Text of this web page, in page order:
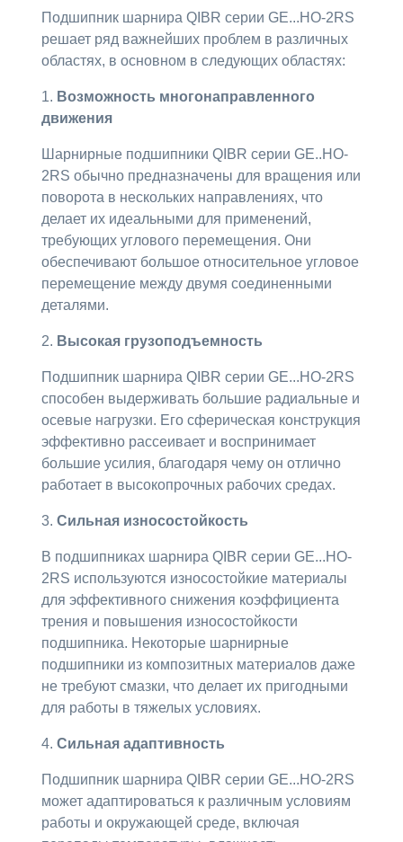
Подшипник шарнира QIBR серии GE...HO-2RS
решает ряд важнейших проблем в различных
областях, в основном в следующих областях:
1. Возможность многонаправленного
движения
Шарнирные подшипники QIBR серии GE..HO-
2RS обычно предназначены для вращения или
поворота в нескольких направлениях, что
делает их идеальными для применений,
требующих углового перемещения. Они
обеспечивают большое относительное угловое
перемещение между двумя соединенными
деталями.
2. Высокая грузоподъемность
Подшипник шарнира QIBR серии GE...HO-2RS
способен выдерживать большие радиальные и
осевые нагрузки. Его сферическая конструкция
эффективно рассеивает и воспринимает
большие усилия, благодаря чему он отлично
работает в высокопрочных рабочих средах.
3. Сильная износостойкость
В подшипниках шарнира QIBR серии GE...HO-
2RS используются износостойкие материалы
для эффективного снижения коэффициента
трения и повышения износостойкости
подшипника. Некоторые шарнирные
подшипники из композитных материалов даже
не требуют смазки, что делает их пригодными
для работы в тяжелых условиях.
4. Сильная адаптивность
Подшипник шарнира QIBR серии GE...HO-2RS
может адаптироваться к различным условиям
работы и окружающей среде, включая